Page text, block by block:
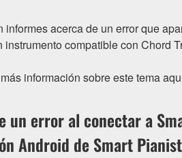
informes acerca de un error que
instrumento compatible con Chord
información sobre este tema
un error al conectar a
Android de Smart